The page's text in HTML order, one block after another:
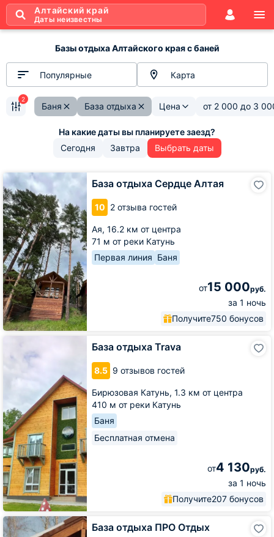
Алтайский край
Даты неизвестны
Базы отдыха Алтайского края с баней
Популярные Карта
Баня База отдыха Цена от 2 000 до 3
2
Сегодня Завтра Выбрать даты
База отдыха Сердце Алтая
10 2 отзыва гостей
Ая, 16.2 км от центра
71 м от реки Катунь
Первая линия Баня
от15 000руб.
за 1 ночь
Получите750 бонусов
База
отдыха
Сердце
Алтая
База отдыха Trava
8.5 9 отзывов гостей
Бирюзовая Катунь, 1.3 км от центра
410 м от реки Катунь
Баня
Бесплатная отмена
от4 130руб.
за 1 ночь
Получите207 бонусов
отдыха
База отдыха ПРО Отдых
База
отдыха